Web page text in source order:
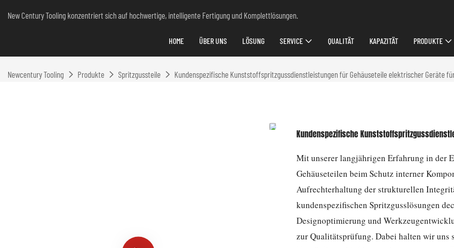
New Century Tooling konzentriert sich auf hochwertige, intelligente Fertigung und Komplettlösungen.
HOME ÜBER UNS LÖSUNG SERVICE QUALITÄT KAPAZITÄT PRODUKTE
Newcentury Tooling Produkte Spritzgussteile Kundenspezifische Kunststoffspritzgussdienstleistungen für Gehäuseteile elektrischer Geräte
Kundenspezifische
Mit unserer langjährigen Erfahrung in der
Gehäuseteilen beim Schutz interner
Aufrechterhaltung der strukturellen
kundenspezifischen Spritzgusslösungen
Designoptimierung und
zur Qualitätsprüfung. Dabei halten wir